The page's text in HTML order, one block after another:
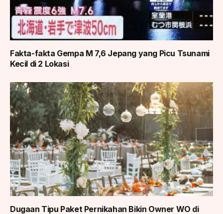
Fakta-fakta Gempa M 7,6 Jepang yang Picu Tsunami
Kecil di 2 Lokasi
Dugaan Tipu Paket Pernikahan Bikin Owner WO di